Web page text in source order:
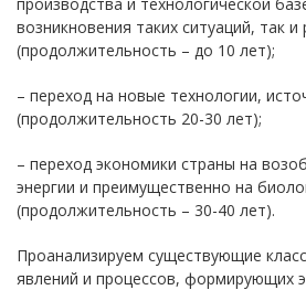
возникновения таких ситуаций, так и
(продолжительность – до 10 лет);
– переход на новые технологии,
(продолжительность 20-30 лет);
– переход экономики страны на
энергии и преимущественно на
(продолжительность – 30-40 лет).
Проанализируем существующие
явлений и процессов, формирующих